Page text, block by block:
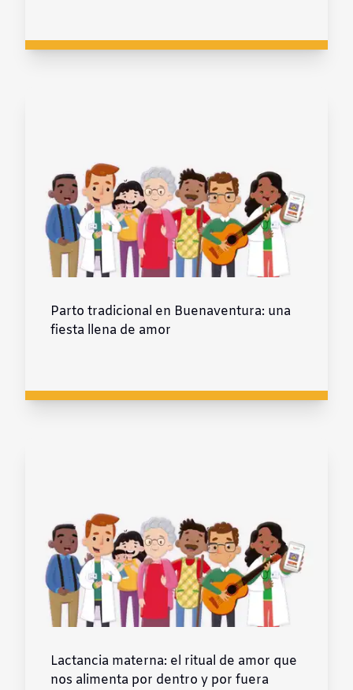
Parto tradicional en Buenaventura: una
fiesta llena de amor
Lactancia materna: el ritual de amor que
nos alimenta por dentro y por fuera